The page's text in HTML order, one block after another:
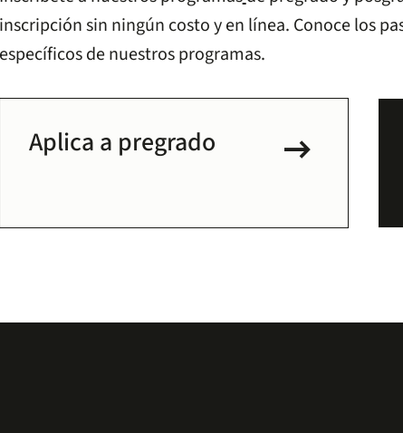
inscripción sin ningún costo y en línea. Conoce los
específicos de nuestros programas.
Aplica a pregrado arrow_right_alt